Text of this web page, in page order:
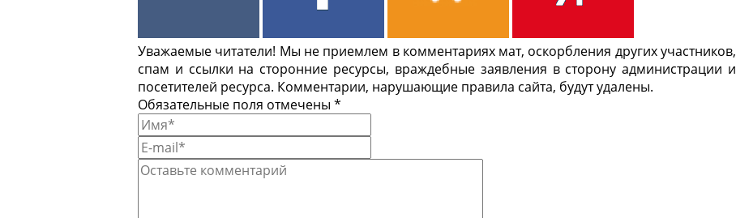
Уважаемые читатели! Мы не приемлем в комментариях мат, оскорбления других участников,
спам и ссылки на сторонние ресурсы, враждебные заявления в сторону администрации и
посетителей ресурса. Комментарии, нарушающие правила сайта, будут удалены.
Обязательные поля отмечены *